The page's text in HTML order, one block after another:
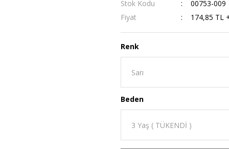
Stok Kodu
00753-009
Fiyat
174,85 TL
Renk
Beden